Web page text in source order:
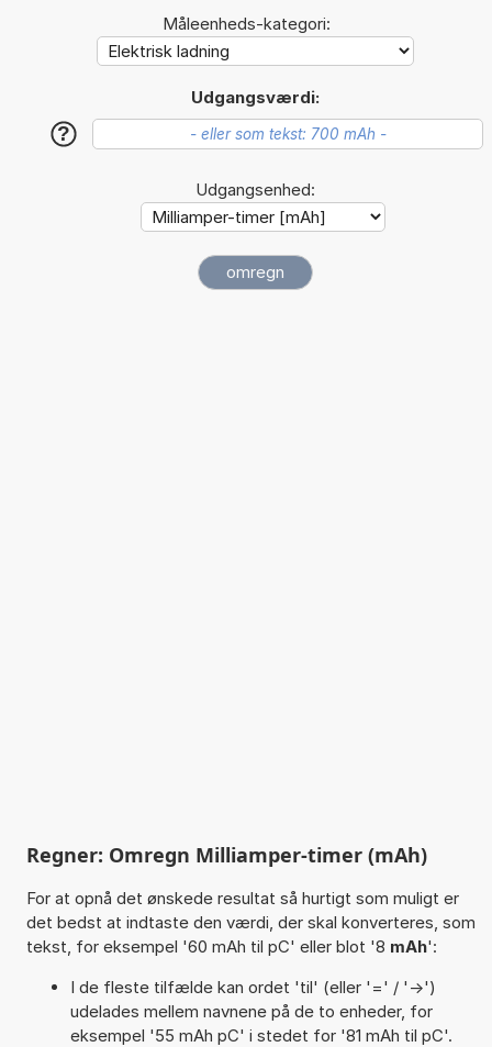
Måleenheds-kategori:
Udgangsværdi:
?
Udgangsenhed:
Regner: Omregn Milliamper-timer (mAh)
For at opnå det ønskede resultat så hurtigt som muligt er
det bedst at indtaste den værdi, der skal konverteres, som
tekst, for eksempel '60 mAh til pC' eller blot '8 mAh':
I de fleste tilfælde kan ordet 'til' (eller '=' / '->')
udelades mellem navnene på de to enheder, for
eksempel '55 mAh pC' i stedet for '81 mAh til pC'.